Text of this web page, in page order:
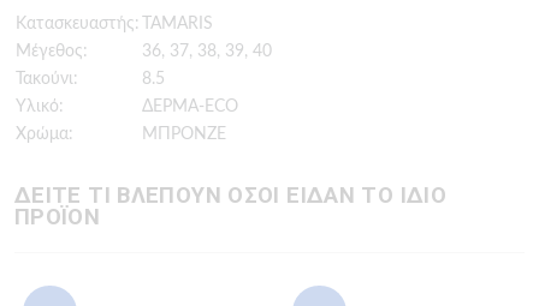
Κατασκευαστής:
TAMARIS
Μέγεθος:
36, 37, 38, 39, 40
Τακούνι:
8.5
Υλικό:
ΔΕΡΜΑ-ECO
Χρώμα:
ΜΠΡΟΝΖΕ
ΔΕΙΤΕ ΤΙ ΒΛΕΠΟΥΝ ΟΣΟΙ ΕΙΔΑΝ ΤΟ ΙΔΙΟ
ΠΡΟΪΟΝ